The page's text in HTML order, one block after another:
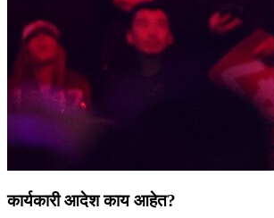
कार्यकारी आदेश काय आहेत?